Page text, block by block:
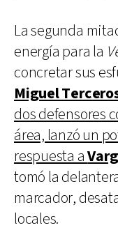
La segunda
energía para la
concretar sus
Miguel
dos defensores
área, lanzó un
respuesta a
tomó la
marcador,
locales.